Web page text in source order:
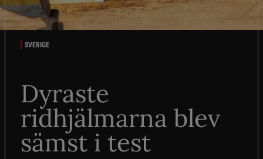
SVERIGE
Dyraste
ridhjälmarna blev
sämst i test